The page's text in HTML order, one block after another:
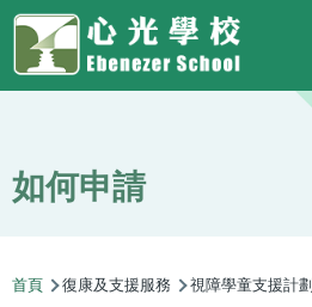
移至主內容
Top
Social
Link
Language
switcher
Main
navigation
如何申請
導
首頁 復康及支援服務 視障學童支援計劃